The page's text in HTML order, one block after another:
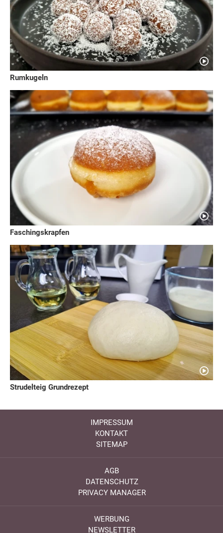
Rumkugeln
Faschingskrapfen
Strudelteig Grundrezept
IMPRESSUM
KONTAKT
SITEMAP
AGB
DATENSCHUTZ
PRIVACY MANAGER
WERBUNG
NEWSLETTER